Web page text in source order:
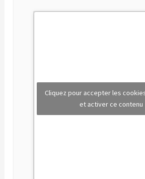
Cliquez pour accepter les
et activer ce contenu